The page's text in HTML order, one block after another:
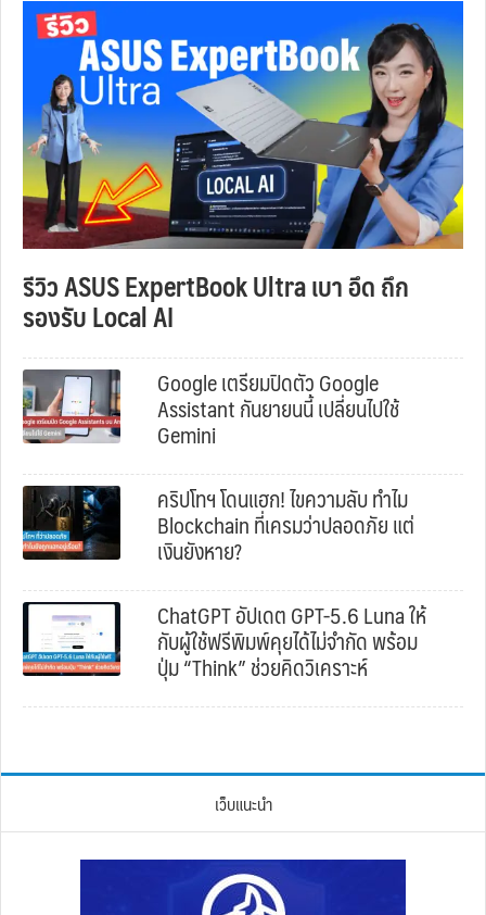
รีวิว ASUS ExpertBook Ultra เบา อึด ถึก
รองรับ Local AI
Google เตรียมปิดตัว Google
Assistant กันยายนนี้ เปลี่ยนไปใช้
Gemini
คริปโทฯ โดนแฮก! ไขความลับ ทำไม
Blockchain ที่เครมว่าปลอดภัย แต่
เงินยังหาย?
ChatGPT อัปเดต GPT-5.6 Luna ให้
กับผู้ใช้ฟรีพิมพ์คุยได้ไม่จำกัด พร้อม
ปุ่ม “Think” ช่วยคิดวิเคราะห์
เว็บแนะนำ